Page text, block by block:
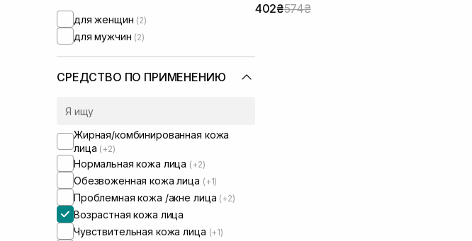
для женщин (2)
для мужчин (2)
СРЕДСТВО ПО ПРИМЕНЕНИЮ
Жирная/комбинированная кожа
лица (+2)
Нормальная кожа лица (+2)
Обезвоженная кожа лица (+1)
Проблемная кожа /акне лица (+2)
Возрастная кожа лица
Чувствительная кожа лица (+1)
402₴574₴